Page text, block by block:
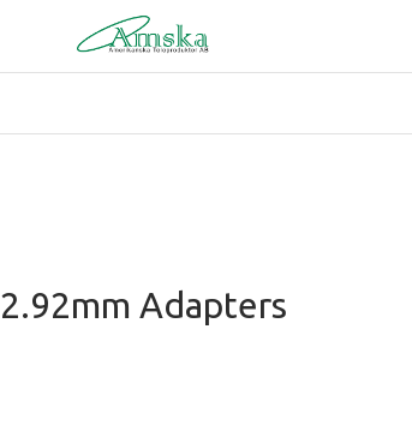
2.92mm Adapters